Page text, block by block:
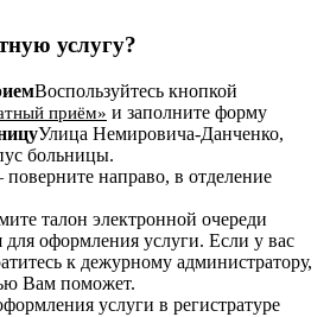
услугу?
Воспользуйтесь кнопкой
приём» и заполните форму
Улица Немировича-Данченко,
больницы.
направо, в отделение
талон электронной очереди
для оформления услуги. Если у вас
к дежурному администратору,
Вам поможет.
услуги в регистратуре